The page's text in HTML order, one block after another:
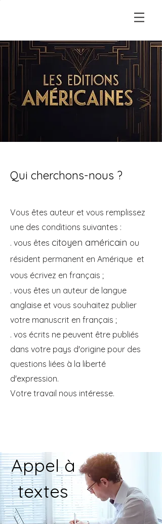
Qui cherchons-nous ?
Vous êtes auteur et vous remplissez
une des conditions suivantes :
. vous êtes citoyen américain ou
résident permanent en Amérique et
vous écrivez en français ;
. vous êtes un auteur de langue
anglaise et vous souhaitez publier
votre manuscrit en français ;
. vos écrits ne peuvent être publiés
dans votre pays d'origine pour des
questions liées à la liberté
d'expression.
Votre travail nous intéresse.
Appel à
textes